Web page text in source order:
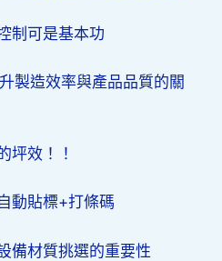
制可是基本功
製造效率與產品品質的關
坪效！！
動貼標+打條碼
備材質挑選的重要性